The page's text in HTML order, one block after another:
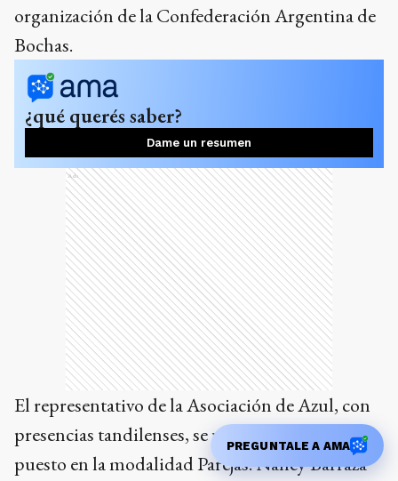
organización de la Confederación Argentina de
Bochas.
¿qué querés saber?
Dame un resumen
Ads
El representativo de la Asociación de Azul, con
presencias tandilenses, se ubicó en segundo
puesto en la modalidad Parejas. Nancy Barraza
PREGUNTALE A AMA